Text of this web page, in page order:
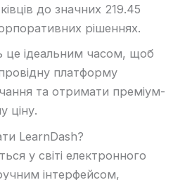
до значних 219.45
рішеннях.
це ідеальним часом, щоб
платформу
та отримати преміум-
ціну.
LearnDash?
у світі електронного
інтерфейсом,